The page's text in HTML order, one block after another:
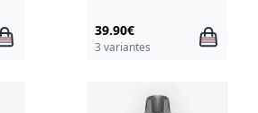
39.90€
3 variantes